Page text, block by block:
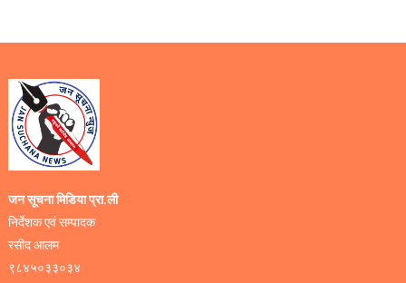
जन सूचना मिडिया प्रा.ली
निर्देशक एवं सम्पादक
रसीद आलम
९८४५०३३०३४